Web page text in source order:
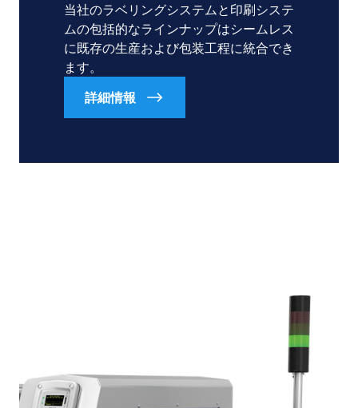
当社のラベリングシステムと印刷システ
ムの包括的なラインナップはシームレス
に既存の生産および包装工程に統合でき
ます。
詳細情報